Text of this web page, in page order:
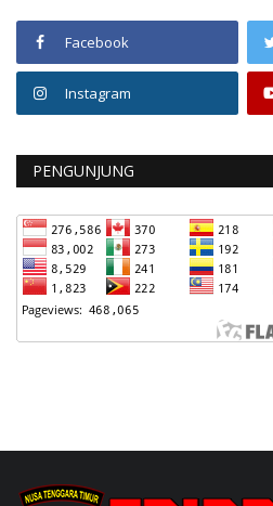
Facebook
Instagram
PENGUNJUNG